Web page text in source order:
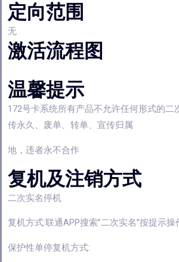
定向范围
无
激活流程图
温馨提示
172号卡系统所有产品不允许任何形式的二
传永久、废单、转单、宣传归属
地，违者永不合作
复机及注销方式
二次实名停机
复机方式:联通APP搜索”二次实名”按提示操
保护性单停复机方式: